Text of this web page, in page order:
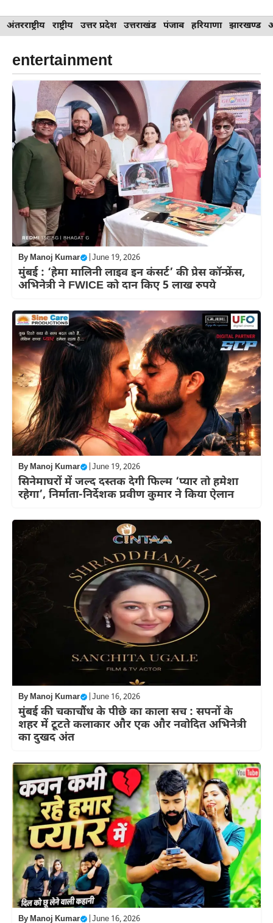
Skip
to
content
अंतरराष्ट्रीय राष्ट्रीय उत्तर प्रदेश उत्तराखंड पंजाब हरियाणा झारखण्ड
entertainment
ByManoj Kumar June 19, 2026
मुंबई : ‘हेमा मालिनी लाइव इन कंसर्ट’ की प्रेस कॉन्फ्रेंस,
अभिनेत्री ने FWICE को दान किए 5 लाख रुपये
ByManoj Kumar June 19, 2026
सिनेमाघरों में जल्द दस्तक देगी फिल्म ‘प्यार तो हमेशा
रहेगा’, निर्माता-निर्देशक प्रवीण कुमार ने किया ऐलान
ByManoj Kumar June 16, 2026
मुंबई की चकाचौंध के पीछे का काला सच : सपनों के
शहर में टूटते कलाकार और एक और नवोदित अभिनेत्री
का दुखद अंत
ByManoj Kumar June 16, 2026